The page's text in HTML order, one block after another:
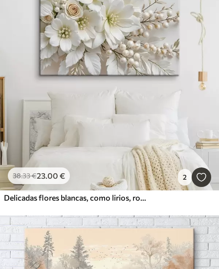
38.33€23.00 € 2
Delicadas flores blancas, como lirios, rosas y otras flores con pétalos suaves y aterciopelados